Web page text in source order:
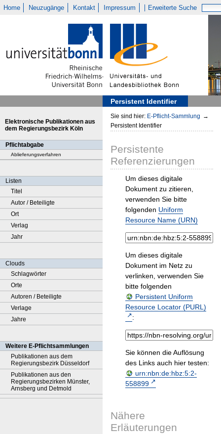
Home Neuzugänge Kontakt Impressum Erweiterte Suche
Persistent Identifier
Elektronische Publikationen aus
dem Regierungsbezirk Köln
Pflichtabgabe
Ablieferungsverfahren
Listen
Titel
Autor / Beteiligte
Ort
Verlag
Jahr
Clouds
Schlagwörter
Orte
Autoren / Beteiligte
Verlage
Jahre
Weitere E-Pflichtsammlungen
Publikationen aus dem
Regierungsbezirk Düsseldorf
Publikationen aus den
Regierungsbezirken Münster,
Arnsberg und Detmold
Sie sind hier: E-Pflicht-Sammlung →
Persistent Identifier
Persistente
Referenzierungen
Um dieses digitale
Dokument zu zitieren,
verwenden Sie bitte
folgenden Uniform
Resource Name (URN)
Um dieses digitale
Dokument im Netz zu
verlinken, verwenden Sie
bitte folgenden
Persistent Uniform
Resource Locator (PURL)
:
Sie können die Auflösung
des Links auch hier testen:
urn:nbn:de:hbz:5:2-
558899
Nähere
Erläuterungen